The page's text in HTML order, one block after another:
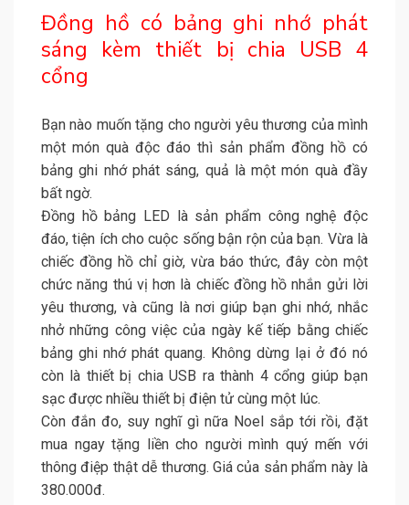
Đồng hồ có bảng ghi nhớ phát
sáng kèm thiết bị chia USB 4
cổng
Bạn nào muốn tặng cho người yêu thương của mình
một món quà độc đáo thì sản phẩm đồng hồ có
bảng ghi nhớ phát sáng, quả là một món quà đầy
bất ngờ.
Đồng hồ bảng LED là sản phẩm công nghệ độc
đáo, tiện ích cho cuộc sống bận rộn của bạn. Vừa là
chiếc đồng hồ chỉ giờ, vừa báo thức, đây còn một
chức năng thú vị hơn là chiếc đồng hồ nhắn gửi lời
yêu thương, và cũng là nơi giúp bạn ghi nhớ, nhắc
nhở những công việc của ngày kế tiếp bằng chiếc
bảng ghi nhớ phát quang. Không dừng lại ở đó nó
còn là thiết bị chia USB ra thành 4 cổng giúp bạn
sạc được nhiều thiết bị điện tử cùng một lúc.
Còn đắn đo, suy nghĩ gì nữa Noel sắp tới rồi, đặt
mua ngay tặng liền cho người mình quý mến với
thông điệp thật dễ thương. Giá của sản phẩm này là
380.000đ.